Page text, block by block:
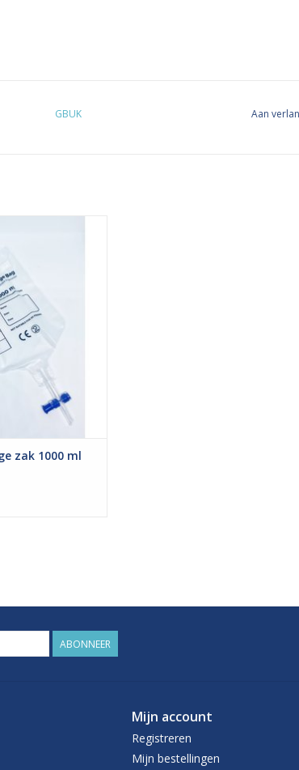
GBUK Aan
De DBP-1000 heeft
De drainagezak is
PVC en heeft een
drainagezak is
latex-vrij.
WINKELWAGEN
zak 1000 ml
ABONNEER
Mijn account
Registreren
Mijn bestellingen